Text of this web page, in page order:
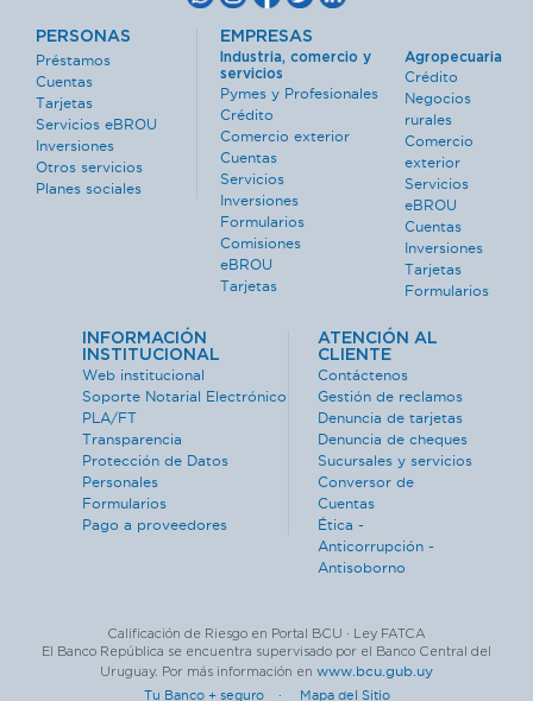
PERSONAS
Préstamos
Cuentas
Tarjetas
Servicios eBROU
Inversiones
Otros servicios
Planes sociales
EMPRESAS
Industria, comercio y
servicios
Pymes y Profesionales
Crédito
Comercio exterior
Cuentas
Servicios
Inversiones
Formularios
Comisiones
eBROU
Tarjetas
Agropecuaria
Crédito
Negocios
rurales
Comercio
exterior
Servicios
eBROU
Cuentas
Inversiones
Tarjetas
Formularios
INFORMACIÓN
INSTITUCIONAL
Web institucional
Soporte Notarial Electrónico
PLA/FT
Transparencia
Protección de Datos
Personales
Formularios
Pago a proveedores
ATENCIÓN AL
CLIENTE
Contáctenos
Gestión de reclamos
Denuncia de tarjetas
Denuncia de cheques
Sucursales y servicios
Conversor de
Cuentas
Ética -
Anticorrupción -
Antisoborno
Calificación de Riesgo en Portal BCU · Ley FATCA
El Banco República se encuentra supervisado por el Banco Central del
Uruguay. Por más información en www.bcu.gub.uy
Tu Banco + seguro · Mapa del Sitio